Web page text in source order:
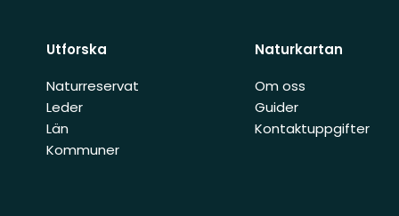
Utforska
Naturreservat
Leder
Län
Kommuner
Naturkartan
Om oss
Guider
Kontaktuppgifter